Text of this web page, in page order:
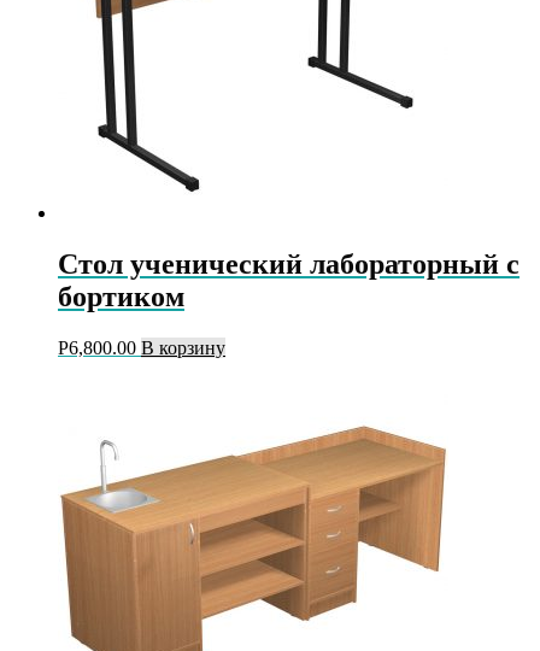
Стол ученический лабораторный с
бортиком
Р6,800.00 В корзину